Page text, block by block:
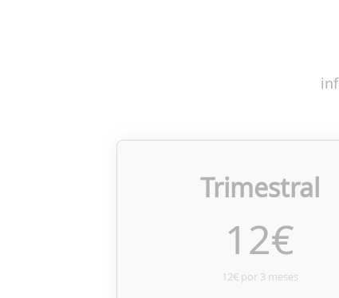
Trimestral
12€
12€ por 3 meses